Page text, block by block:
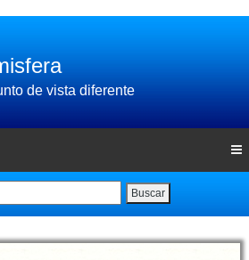
de vista diferente
Buscar